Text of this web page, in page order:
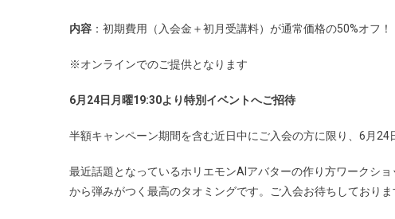
内容 ：初期費用（入会金＋初月受講料）が通常価格の50%オフ！
※オンラインでのご提供となります
6月24日月曜19:30より特別イベントへご招待
半額キャンペーン期間を含む近日中にご入会の方に限り、6月
最近話題となっているホリエモンAIアバターの作り方ワークシ
から弾みがつく最高のタオミングです。ご入会お待ちしておりま